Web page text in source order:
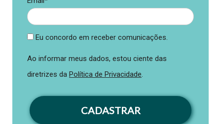
Eu concordo em receber comunicações.
Ao informar meus dados, estou ciente das
diretrizes da Política de Privacidade.
CADASTRAR